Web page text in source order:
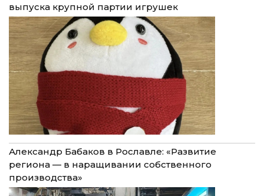
выпуска крупной партии игрушек
Александр Бабаков в Рославле: «Развитие
региона — в наращивании собственного
производства»